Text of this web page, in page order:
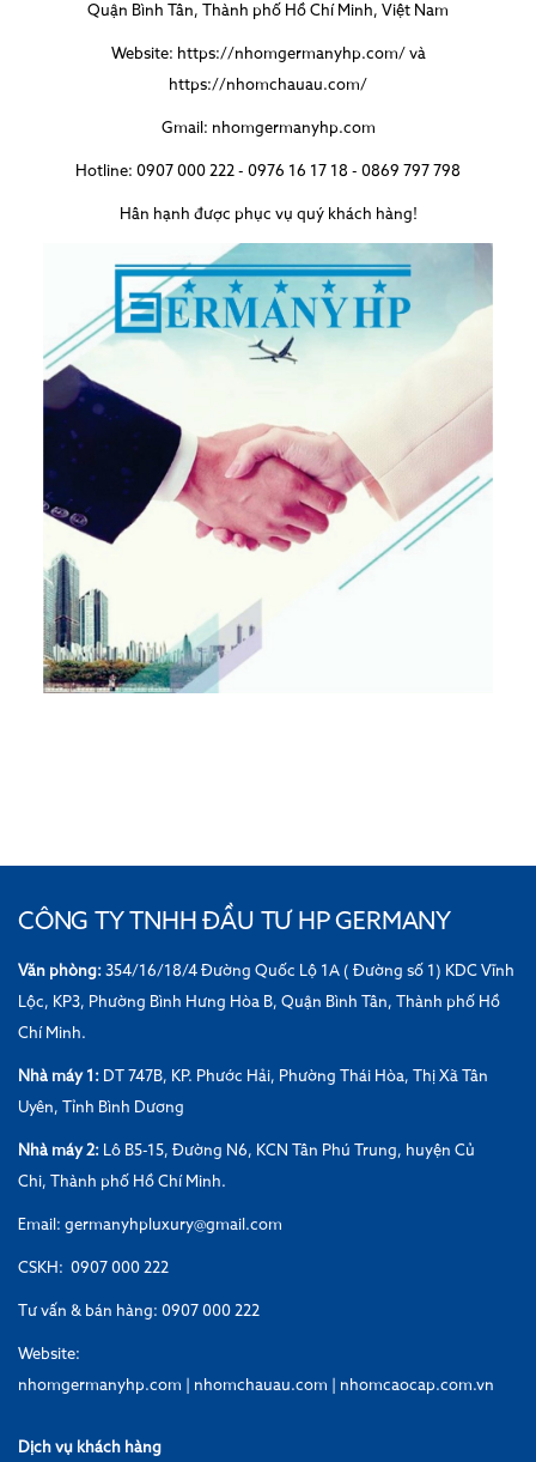
Quận Bình Tân, Thành phố Hồ Chí Minh, Việt Nam
Website: https://nhomgermanyhp.com/ và
https://nhomchauau.com/
Gmail: nhomgermanyhp.com
Hotline: 0907 000 222 - 0976 16 17 18 - 0869 797 798
Hân hạnh được phục vụ quý khách hàng!
CÔNG TY TNHH ĐẦU TƯ HP GERMANY
Văn phòng: 354/16/18/4 Đường Quốc Lộ 1A ( Đường số 1) KDC Vĩnh
Lộc, KP3, Phường Bình Hưng Hòa B, Quận Bình Tân, Thành phố Hồ
Chí Minh.
Nhà máy 1: DT 747B, KP. Phước Hải, Phường Thái Hòa, Thị Xã Tân
Uyên, Tỉnh Bình Dương
Nhà máy 2: Lô B5-15, Đường N6, KCN Tân Phú Trung, huyện Củ
Chi, Thành phố Hồ Chí Minh.
Email: germanyhpluxury@gmail.com
CSKH: 0907 000 222
Tư vấn & bán hàng: 0907 000 222
Website:
nhomgermanyhp.com
nhomchauau.com nhomcaocap.com.vn
Dịch vụ khách hàng